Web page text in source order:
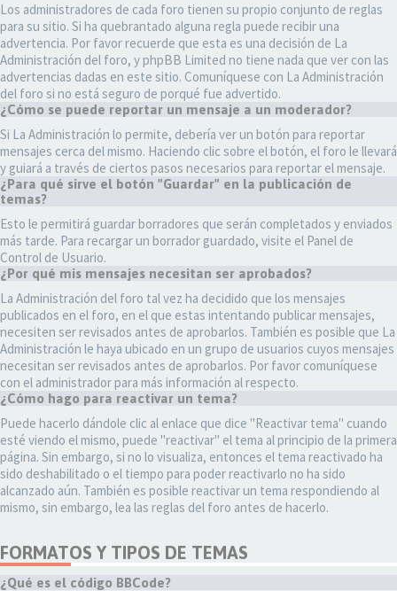
Los administradores de cada foro tienen su propio conjunto de reglas
para su sitio. Si ha quebrantado alguna regla puede recibir una
advertencia. Por favor recuerde que esta es una decisión de La
Administración del foro, y phpBB Limited no tiene nada que ver con las
advertencias dadas en este sitio. Comuníquese con La Administración
del foro si no está seguro de porqué fue advertido.
¿Cómo se puede reportar un mensaje a un moderador?
Si La Administración lo permite, debería ver un botón para reportar
mensajes cerca del mismo. Haciendo clic sobre el botón, el foro le llevará
y guiará a través de ciertos pasos necesarios para reportar el mensaje.
¿Para qué sirve el botón "Guardar" en la publicación de
temas?
Esto le permitirá guardar borradores que serán completados y enviados
más tarde. Para recargar un borrador guardado, visite el Panel de
Control de Usuario.
¿Por qué mis mensajes necesitan ser aprobados?
La Administración del foro tal vez ha decidido que los mensajes
publicados en el foro, en el que estas intentando publicar mensajes,
necesiten ser revisados antes de aprobarlos. También es posible que La
Administración le haya ubicado en un grupo de usuarios cuyos mensajes
necesitan ser revisados antes de aprobarlos. Por favor comuníquese
con el administrador para más información al respecto.
¿Cómo hago para reactivar un tema?
Puede hacerlo dándole clic al enlace que dice "Reactivar tema" cuando
esté viendo el mismo, puede "reactivar" el tema al principio de la primera
página. Sin embargo, si no lo visualiza, entonces el tema reactivado ha
sido deshabilitado o el tiempo para poder reactivarlo no ha sido
alcanzado aún. También es posible reactivar un tema respondiendo al
mismo, sin embargo, lea las reglas del foro antes de hacerlo.
FORMATOS Y TIPOS DE TEMAS
¿Qué es el código BBCode?